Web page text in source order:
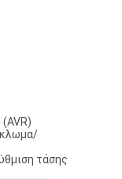
τάσης